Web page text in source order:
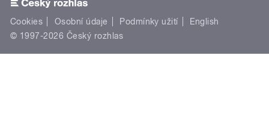
Cookies Osobní údaje Podmínky užití
English
© 1997-2026 Český rozhlas